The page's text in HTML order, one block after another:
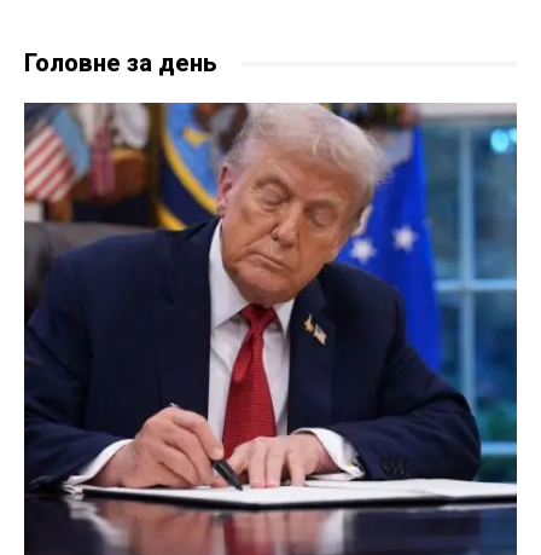
Головне за день